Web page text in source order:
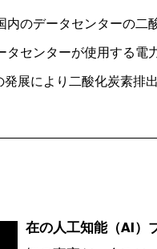
内のデータセンターの二
タセンターが使用する電
発展により二酸化炭素排
在の人工知能（AI）